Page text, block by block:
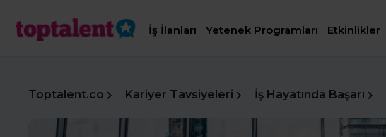
İş İlanları Yetenek Programları Etkinlikler
Toptalent.co Kariyer Tavsiyeleri İş Hayatında Başarı